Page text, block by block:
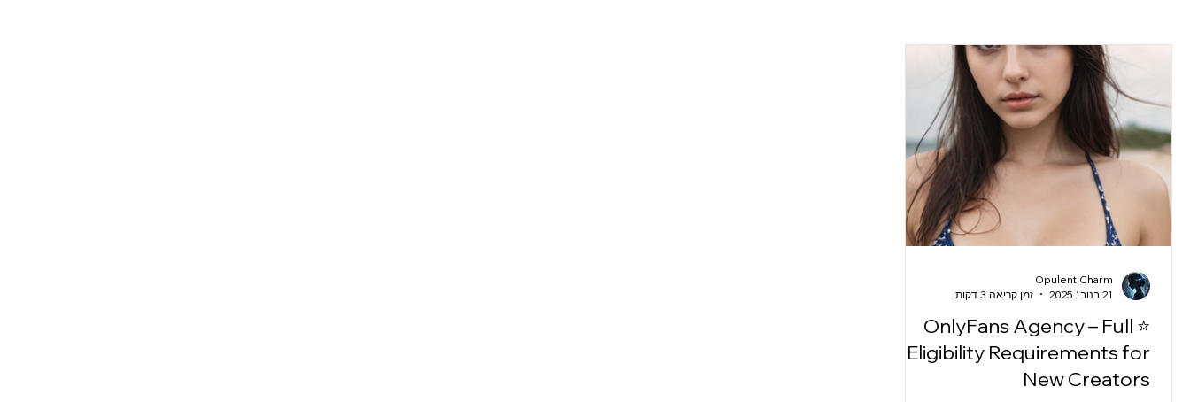
⭐ OnlyFans Agency – Full
Eligibility Requirements for
New Creators
Opulent Charm
21 בנוב׳ 2025
זמן קריאה 3 דקות